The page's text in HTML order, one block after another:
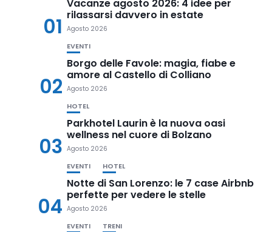
01
Vacanze agosto 2026: 4 idee per
rilassarsi davvero in estate
Agosto 2026
02
EVENTI
Borgo delle Favole: magia, fiabe e
amore al Castello di Colliano
Agosto 2026
03
HOTEL
Parkhotel Laurin è la nuova oasi
wellness nel cuore di Bolzano
Agosto 2026
04
EVENTI HOTEL
Notte di San Lorenzo: le 7 case Airbnb
perfette per vedere le stelle
Agosto 2026
EVENTI TRENI